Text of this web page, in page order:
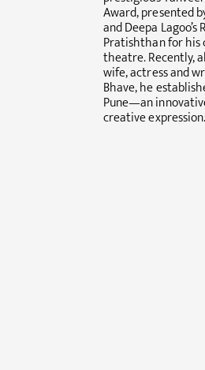
Award, presented
and Deepa Lagoo’s
Pratishthan for
theatre. Recently,
wife, actress and
Bhave, he
Pune—an
creative expression.